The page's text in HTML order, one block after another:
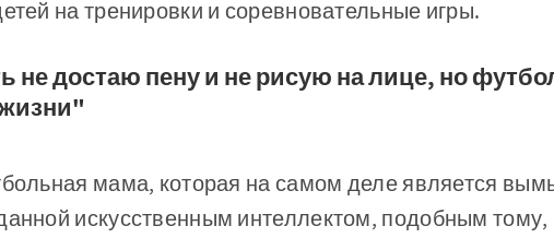
на тренировки и соревновательные игры.
не достаю пену и не рисую на лице, но
мама, которая на самом деле является
искусственным интеллектом, подобным тому,